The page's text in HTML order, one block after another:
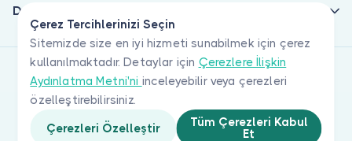
Çerez Tercihlerinizi Seçin
Sitemizde size en iyi hizmeti sunabilmek için çerez
kullanılmaktadır. Detaylar için Çerezlere İlişkin
Aydınlatma Metni'ni inceleyebilir veya çerezleri
özelleştirebilirsiniz.
Çerezleri Özelleştir
Tüm Çerezleri Kabul
Et
Doktorlar için